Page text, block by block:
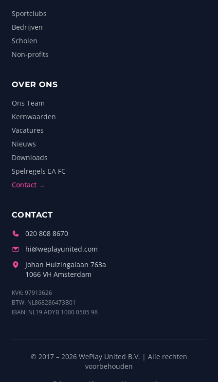
Sportclubs
Bedrijven
Scholen
Non-profits
OVER ONS
Ons Team
Kernwaarden
Vacatures
Nieuws
Downloads
Spelregels EA FC
Contact →
CONTACT
020 808 8670
hi@weplayunited.com
Johan Huizingalaan 763a
1066 VH Amsterdam
KVK: 97913626
BTW: NL868286473B01
IBAN: NL19 ADYB 1000 0505 98
© 2017 – 2026 WePlay United B.V. | Alle rechten
voorbehouden